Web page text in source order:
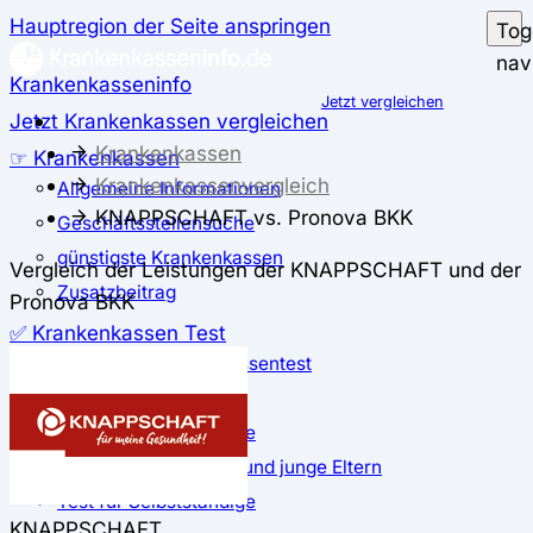
Hauptregion der Seite anspringen
Krankenkasseninfo
Jetzt Krankenkassen vergleichen
☞ Krankenkassen
Allgemeine Informationen
Geschäftsstellensuche
günstigste Krankenkassen
Zusatzbeitrag
✅ Krankenkassen Test
Der große Krankenkassentest
Test für Studierende
Test für Auszubildende
Test für Schwangere und junge Eltern
Test für Selbstständige
Jetzt vergleichen
Krankenkassen
Krankenkassenvergleich
KNAPPSCHAFT vs. Pronova BKK
Vergleich der Leistungen der KNAPPSCHAFT und der
Pronova BKK